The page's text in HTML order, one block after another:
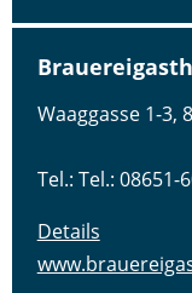
Waaggasse 1-3,
Tel.: Tel.: 08651-
Details